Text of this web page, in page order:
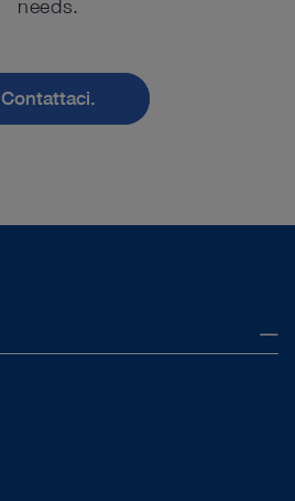
needs.
Contattaci.